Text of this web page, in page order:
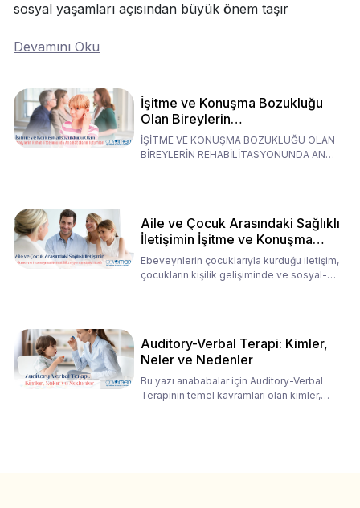
sosyal yaşamları açısından büyük önem taşır
Devamını Oku
İşitme ve Konuşma Bozukluğu
Olan Bireylerin
Rehabilitasyonunda Ana
Babaların Tutumları
İŞİTME VE KONUŞMA BOZUKLUĞU OLAN
BİREYLERİN REHABİLİTASYONUNDA ANA
Aile ve Çocuk Arasındaki Sağlıklı
İletişimin İşitme ve Konuşma
Rehabilitasyonundaki Rolü
Ebeveynlerin çocuklarıyla kurduğu iletişim,
çocukların kişilik gelişiminde ve sosyal-
Auditory-Verbal Terapi: Kimler,
Neler ve Nedenler
Bu yazı anababalar için Auditory-Verbal
Terapinin temel kavramları olan kimler,